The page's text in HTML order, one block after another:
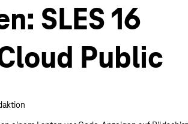
SLES 16
Public